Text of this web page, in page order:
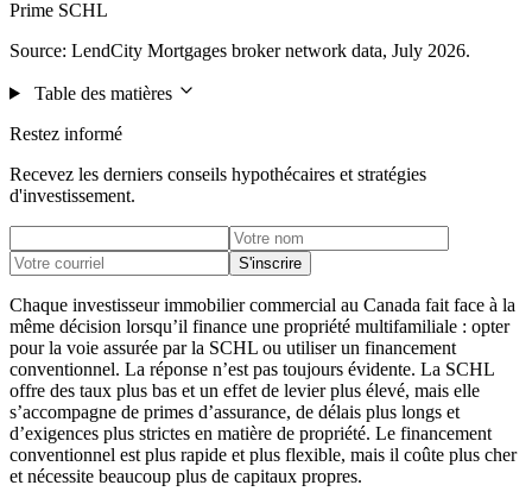
Prime SCHL
Source: LendCity Mortgages broker network data, July 2026.
Table des matières
Restez informé
Recevez les derniers conseils hypothécaires et stratégies
d'investissement.
S'inscrire
Chaque investisseur immobilier commercial au Canada fait face à la
même décision lorsqu’il finance une propriété multifamiliale : opter
pour la voie assurée par la SCHL ou utiliser un financement
conventionnel. La réponse n’est pas toujours évidente. La SCHL
offre des taux plus bas et un effet de levier plus élevé, mais elle
s’accompagne de primes d’assurance, de délais plus longs et
d’exigences plus strictes en matière de propriété. Le financement
conventionnel est plus rapide et plus flexible, mais il coûte plus cher
et nécessite beaucoup plus de capitaux propres.